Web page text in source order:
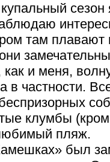
там плавают
и меня,
частности.
клумбы
пляж.
был